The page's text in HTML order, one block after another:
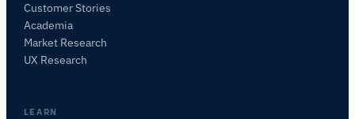
Customer Stories
Academia
Market Research
UX Research
LEARN